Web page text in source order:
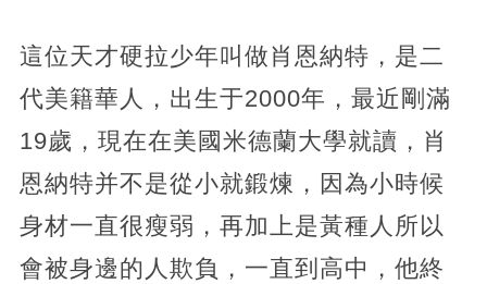
這位天才硬拉少年叫做肖恩納特，是二
代美籍華人，出生于2000年，最近剛滿
19歲，現在在美國米德蘭大學就讀，肖
恩納特并不是從小就鍛煉，因為小時候
身材一直很瘦弱，再加上是黃種人所以
會被身邊的人欺負，一直到高中，他終